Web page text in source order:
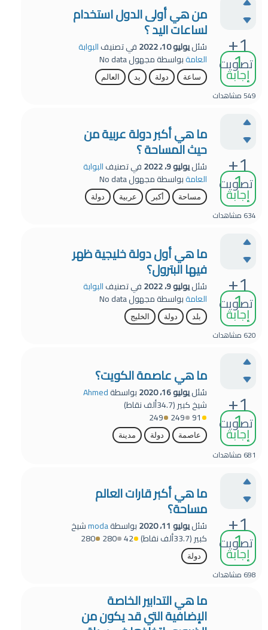
+1
تصويت
1
إجابة
549مشاهدات
من هي أولى الدول استخدام
لساعات اليد ؟
سُئليوليو 10، 2022 في تصنيفالبوابة
العامةبواسطةمجهولNo data
ساعة دولة يد العالم
+1
تصويت
1
إجابة
634 مشاهدات
ما هي أكبر دولة عربية من
حيث المساحة ؟
سُئليوليو 9، 2022 في تصنيفالبوابة
العامةبواسطةمجهولNo data
مساحة أكبر عربية دولة
+1
تصويت
1
إجابة
620 مشاهدات
ما هي أول دولة خليجية ظهر
فيها البترول؟
سُئليوليو 9، 2022 في تصنيفالبوابة
العامةبواسطةمجهولNo data
بلد دولة الخليج
+1
تصويت
1
إجابة
681 مشاهدات
ما هي عاصمة الكويت؟
سُئليوليو 16، 2020 بواسطةAhmed
شيخ كبير(34.7ألف
نقاط)
91
249
249
عاصمة دولة مدينة
+1
تصويت
1
إجابة
698 مشاهدات
ما هي أكبر قارات العالم
مساحة؟
سُئليوليو 11، 2020 بواسطةmodaشيخ
كبير(33.7ألف نقاط) 42
280
280
دولة
ما هي التدابير الخاصة
الإضافية التي قد يكون من